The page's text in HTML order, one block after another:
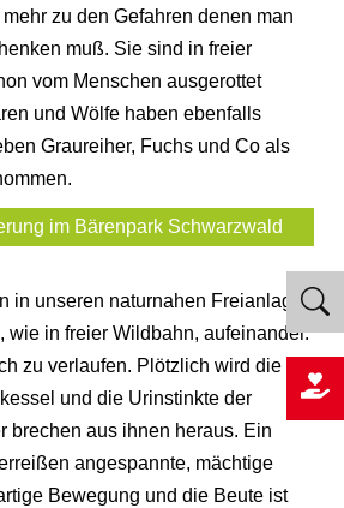
zu den Gefahren denen man
muß. Sie sind in freier
vom Menschen ausgerottet
und Wölfe haben ebenfalls
Graureiher, Fuchs und Co als
im Bärenpark Schwarzwald
in unseren naturnahen Freianlagen
wie in freier Wildbahn, aufeinander.
zu verlaufen. Plötzlich wird die
und die Urinstinkte der
brechen aus ihnen heraus. Ein
angespannte, mächtige
Bewegung und die Beute ist